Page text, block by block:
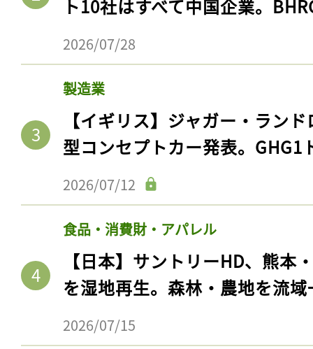
ト10社はすべて中国企業。
2026/07/28
製造業
【イギリス】ジャガー・ラン
型コンセプトカー発表。GHG1
2026/07/12
食品・消費財・アパレル
【日本】サントリーHD、熊本
を湿地再生。森林・農地を流
2026/07/15